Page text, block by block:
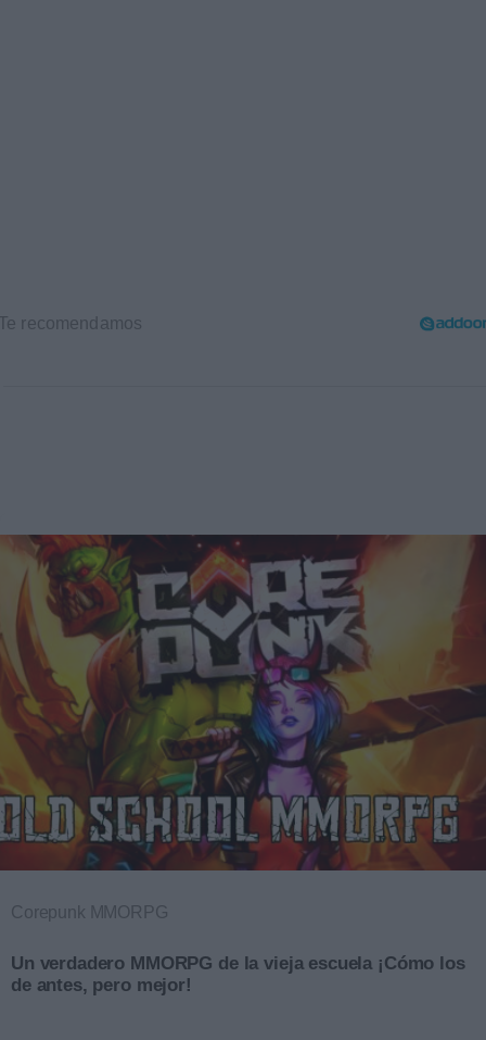
Corepunk MMORPG
Un verdadero MMORPG de la vieja escuela ¡Cómo los
de antes, pero mejor!